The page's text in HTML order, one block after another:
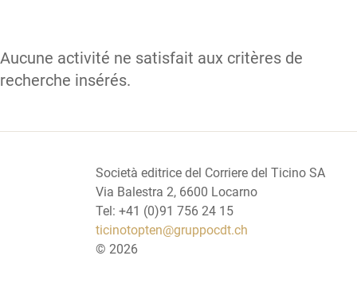
Aucune activité ne satisfait aux critères de
recherche insérés.
Società editrice del Corriere del Ticino SA
Via Balestra 2, 6600 Locarno
Tel: +41 (0)91 756 24 15
ticinotopten@gruppocdt.ch
© 2026